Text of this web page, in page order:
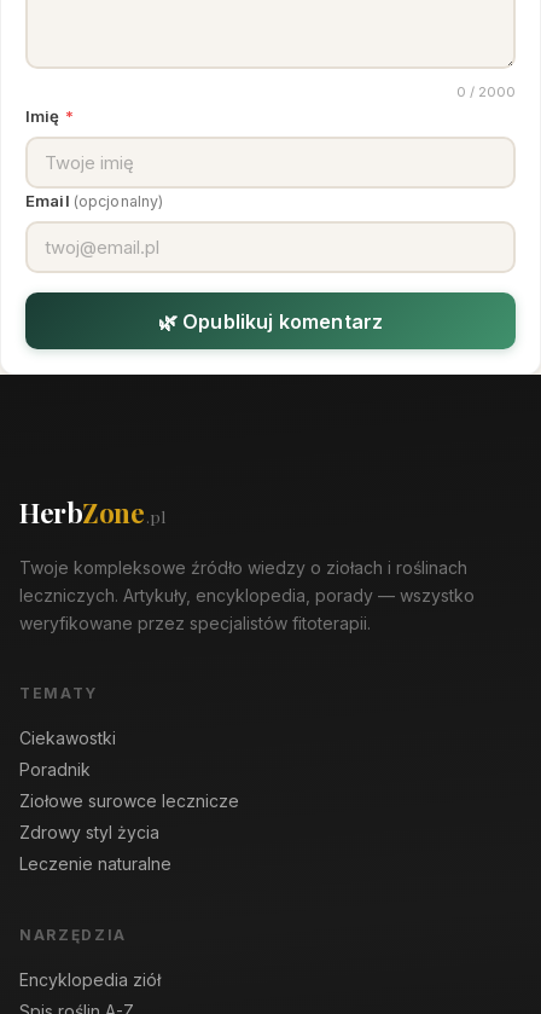
0 / 2000
Imię *
Email (opcjonalny)
🌿 Opublikuj komentarz
HerbZone.pl
Twoje kompleksowe źródło wiedzy o ziołach i roślinach
leczniczych. Artykuły, encyklopedia, porady — wszystko
weryfikowane przez specjalistów fitoterapii.
TEMATY
Ciekawostki
Poradnik
Ziołowe surowce lecznicze
Zdrowy styl życia
Leczenie naturalne
NARZĘDZIA
Encyklopedia ziół